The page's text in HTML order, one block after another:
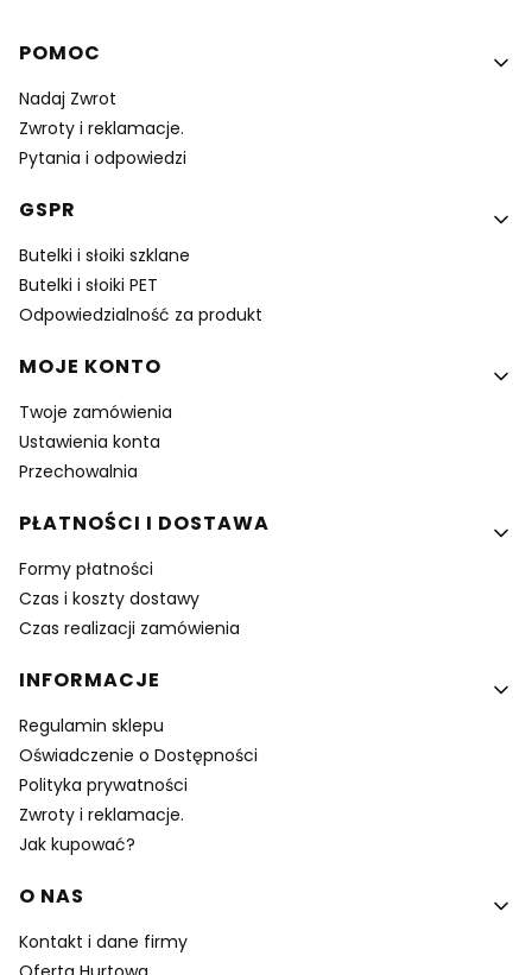
Linki w stopce
POMOC
Nadaj Zwrot
Zwroty i reklamacje.
Pytania i odpowiedzi
GSPR
Butelki i słoiki szklane
Butelki i słoiki PET
Odpowiedzialność za produkt
MOJE KONTO
Twoje zamówienia
Ustawienia konta
Przechowalnia
PŁATNOŚCI I DOSTAWA
Formy płatności
Czas i koszty dostawy
Czas realizacji zamówienia
INFORMACJE
Regulamin sklepu
Oświadczenie o Dostępności
Polityka prywatności
Zwroty i reklamacje.
Jak kupować?
O NAS
Kontakt i dane firmy